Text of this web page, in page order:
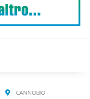
CANNOBIO